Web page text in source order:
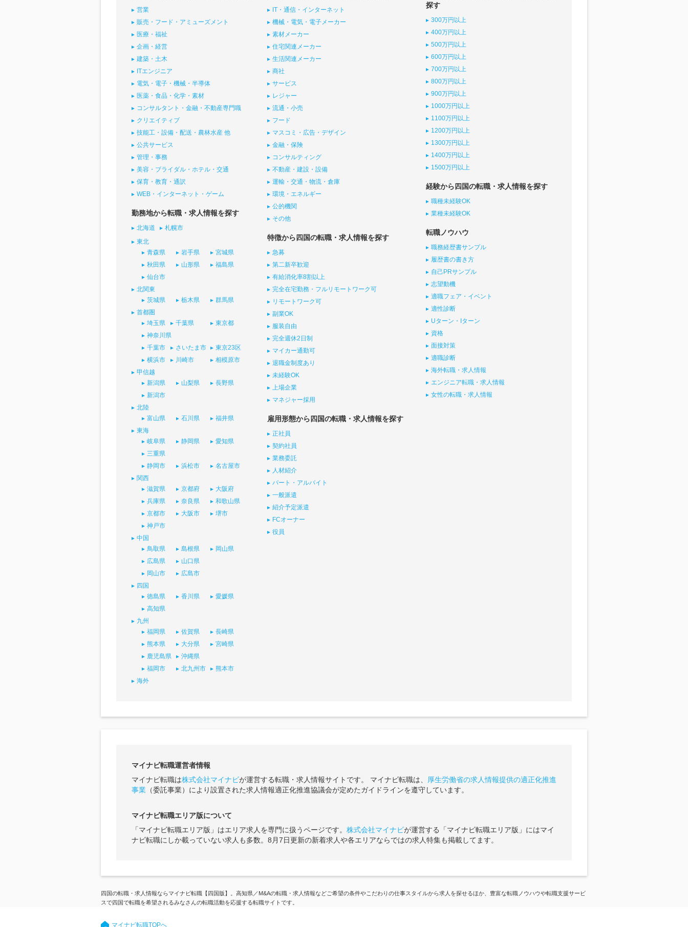
営業
販売・フード・アミューズメント
医療・福祉
企画・経営
建築・土木
ITエンジニア
電気・電子・機械・半導体
医薬・食品・化学・素材
コンサルタント・金融・不動産専門職
クリエイティブ
技能工・設備・配送・農林水産 他
公共サービス
管理・事務
美容・ブライダル・ホテル・交通
保育・教育・通訳
WEB・インターネット・ゲーム
勤務地から転職・求人情報を探す
北海道
札幌市
東北
青森県
岩手県
宮城県
秋田県
山形県
福島県
仙台市
北関東
茨城県
栃木県
群馬県
首都圏
埼玉県
千葉県
東京都
神奈川県
千葉市
さいたま市
東京23区
横浜市
川崎市
相模原市
甲信越
新潟県
山梨県
長野県
新潟市
北陸
富山県
石川県
福井県
東海
岐阜県
静岡県
愛知県
三重県
静岡市
浜松市
名古屋市
関西
滋賀県
京都府
大阪府
兵庫県
奈良県
和歌山県
京都市
大阪市
堺市
神戸市
中国
鳥取県
島根県
岡山県
広島県
山口県
岡山市
広島市
四国
徳島県
香川県
愛媛県
高知県
九州
福岡県
佐賀県
長崎県
熊本県
大分県
宮崎県
鹿児島県
沖縄県
福岡市
北九州市
熊本市
海外
IT・通信・インターネット
機械・電気・電子メーカー
素材メーカー
住宅関連メーカー
生活関連メーカー
商社
サービス
レジャー
流通・小売
フード
マスコミ・広告・デザイン
金融・保険
コンサルティング
不動産・建設・設備
運輸・交通・物流・倉庫
環境・エネルギー
公的機関
その他
特徴から四国の転職・求人情報を探す
急募
第二新卒歓迎
有給消化率8割以上
完全在宅勤務・フルリモートワーク可
リモートワーク可
副業OK
服装自由
完全週休2日制
マイカー通勤可
退職金制度あり
未経験OK
上場企業
マネジャー採用
雇用形態から四国の転職・求人情報を探す
正社員
契約社員
業務委託
人材紹介
パート・アルバイト
一般派遣
紹介予定派遣
FCオーナー
役員
探す
300万円以上
400万円以上
500万円以上
600万円以上
700万円以上
800万円以上
900万円以上
1000万円以上
1100万円以上
1200万円以上
1300万円以上
1400万円以上
1500万円以上
経験から四国の転職・求人情報を探す
職種未経験OK
業種未経験OK
転職ノウハウ
職務経歴書サンプル
履歴書の書き方
自己PRサンプル
志望動機
適職フェア・イベント
適性診断
Uターン・Iターン
資格
面接対策
適職診断
海外転職・求人情報
エンジニア転職・求人情報
女性の転職・求人情報
マイナビ転職運営者情報
マイナビ転職は株式会社マイナビが運営する転職・求人情報サイトです。 マイナビ転職は、 厚生労働省の求人情報提供の適正化推進
事業 （委託事業）により設置された求人情報適正化推進協議会が定めたガイドラインを遵守しています。
マイナビ転職エリア版について
「マイナビ転職エリア版」はエリア求人を専門に扱うページです。 株式会社マイナビが運営する「マイナビ転職エリア版」にはマイ
ナビ転職にしか載っていない求人も多数。8月7日更新の新着求人や各エリアならではの求人特集も掲載してます。
四国の転職・求人情報ならマイナビ転職【四国版】。高知県／M&Aの転職・求人情報などご希望の条件やこだわりの仕事スタイルから求人を探せるほか、豊富な転職ノウハウや転職支援サービ
スで四国で転職を希望されるみなさんの転職活動を応援する転職サイトです。
マイナビ転職TOPへ